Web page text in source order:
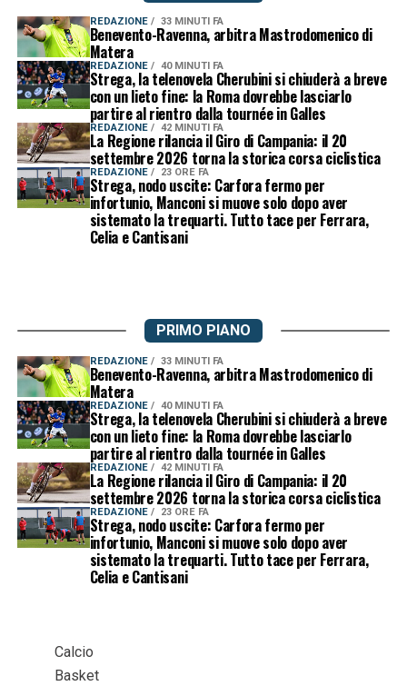
REDAZIONE 33 MINUTI FA
Benevento-Ravenna, arbitra Mastrodomenico di
Matera
REDAZIONE 40 MINUTI FA
Strega, la telenovela Cherubini si chiuderà a breve
con un lieto fine: la Roma dovrebbe lasciarlo
partire al rientro dalla tournée in Galles
REDAZIONE 42 MINUTI FA
La Regione rilancia il Giro di Campania: il 20
settembre 2026 torna la storica corsa ciclistica
REDAZIONE 23 ORE FA
Strega, nodo uscite: Carfora fermo per
infortunio, Manconi si muove solo dopo aver
sistemato la trequarti. Tutto tace per Ferrara,
Celia e Cantisani
PRIMO PIANO
REDAZIONE 33 MINUTI FA
Benevento-Ravenna, arbitra Mastrodomenico di
Matera
REDAZIONE 40 MINUTI FA
Strega, la telenovela Cherubini si chiuderà a breve
con un lieto fine: la Roma dovrebbe lasciarlo
partire al rientro dalla tournée in Galles
REDAZIONE 42 MINUTI FA
La Regione rilancia il Giro di Campania: il 20
settembre 2026 torna la storica corsa ciclistica
REDAZIONE 23 ORE FA
Strega, nodo uscite: Carfora fermo per
infortunio, Manconi si muove solo dopo aver
sistemato la trequarti. Tutto tace per Ferrara,
Celia e Cantisani
Calcio
Basket